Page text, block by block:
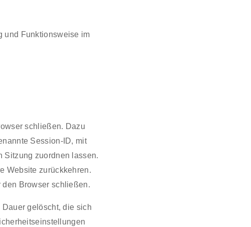
und Funktionsweise im
schließen. Dazu
Session-ID, mit
Sitzung zuordnen lassen.
Website zurückkehren.
Browser schließen.
gelöscht, die sich